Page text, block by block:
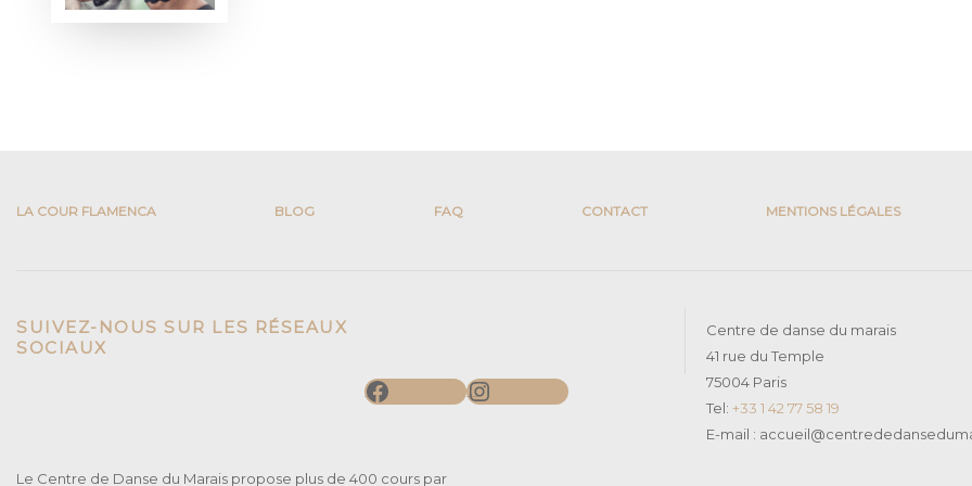
LA COUR FLAMENCA BLOG FAQ CONTACT MENTIONS LÉGALES
SUIVEZ-NOUS SUR LES RÉSEAUX
SOCIAUX
FacebookInstagram
Centre de danse du marais
41 rue du Temple
75004 Paris
Tel: +33 1 42 77 58 19
E-mail :
Le Centre de Danse du Marais propose plus de 400 cours par